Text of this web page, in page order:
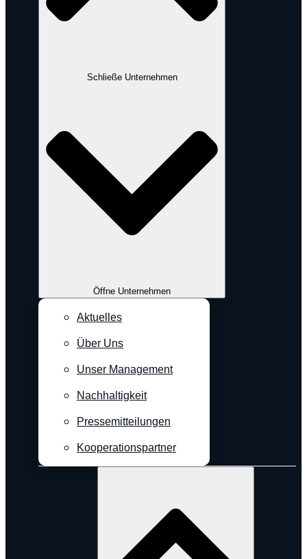
Schließe Unternehmen
Öffne Unternehmen
Aktuelles
Über Uns
Unser Management
Nachhaltigkeit
Pressemitteilungen
Kooperationspartner